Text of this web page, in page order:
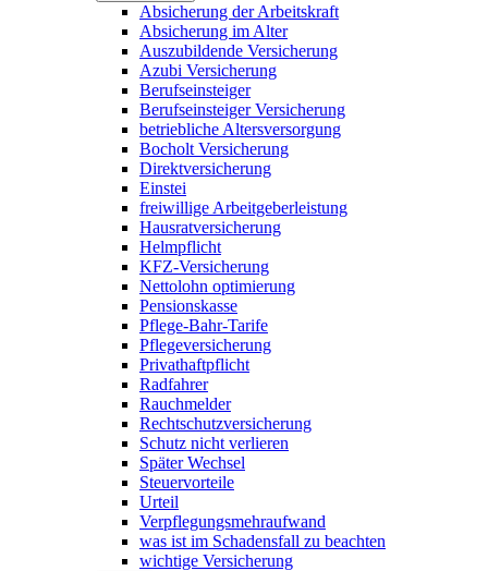
Absicherung der Arbeitskraft
Absicherung im Alter
Auszubildende Versicherung
Azubi Versicherung
Berufseinsteiger
Berufseinsteiger Versicherung
betriebliche Altersversorgung
Bocholt Versicherung
Direktversicherung
Einstei
freiwillige Arbeitgeberleistung
Hausratversicherung
Helmpflicht
KFZ-Versicherung
Nettolohn optimierung
Pensionskasse
Pflege-Bahr-Tarife
Pflegeversicherung
Privathaftpflicht
Radfahrer
Rauchmelder
Rechtschutzversicherung
Schutz nicht verlieren
Später Wechsel
Steuervorteile
Urteil
Verpflegungsmehraufwand
was ist im Schadensfall zu beachten
wichtige Versicherung